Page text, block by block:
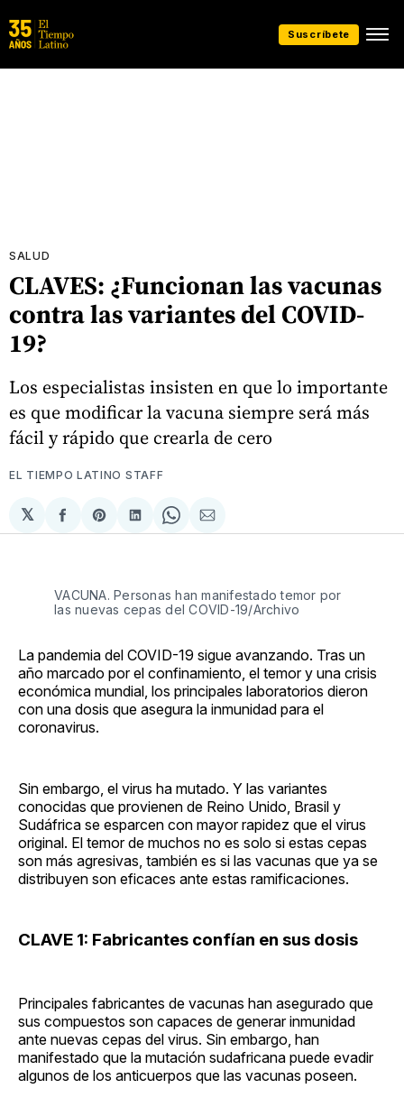
Suscríbete
SALUD
CLAVES: ¿Funcionan las vacunas
contra las variantes del COVID-
19?
Los especialistas insisten en que lo importante
es que modificar la vacuna siempre será más
fácil y rápido que crearla de cero
EL TIEMPO LATINO STAFF
𝕏
Compartir
en
Share
on
Compartir
en
Share
on
Compartir
via
VACUNA. Personas han manifestado temor por
las nuevas cepas del COVID-19/Archivo
La pandemia del COVID-19 sigue avanzando. Tras un
año marcado por el confinamiento, el temor y una crisis
económica mundial, los principales laboratorios dieron
con una dosis que asegura la inmunidad para el
coronavirus.
Sin embargo, el virus ha mutado. Y las variantes
conocidas que provienen de Reino Unido, Brasil y
Sudáfrica se esparcen con mayor rapidez que el virus
original. El temor de muchos no es solo si estas cepas
son más agresivas, también es si las vacunas que ya se
distribuyen son eficaces ante estas ramificaciones.
CLAVE 1: Fabricantes confían en sus dosis
Principales fabricantes de vacunas han asegurado que
sus compuestos son capaces de generar inmunidad
ante nuevas cepas del virus. Sin embargo, han
manifestado que la mutación sudafricana puede evadir
algunos de los anticuerpos que las vacunas poseen.